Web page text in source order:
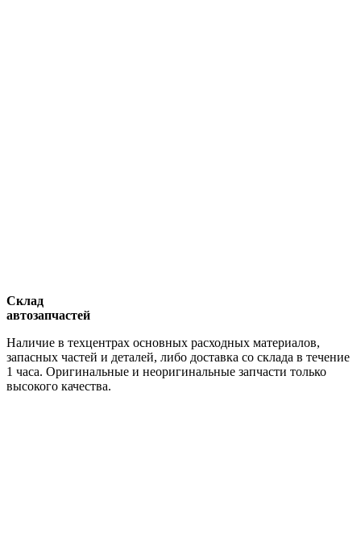
Склад
автозапчастей
Наличие в техцентрах основных расходных материалов,
запасных частей и деталей, либо доставка со склада в течение
1 часа. Оригинальные и неоригинальные запчасти только
высокого качества.